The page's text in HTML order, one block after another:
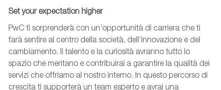
Setyour expectation higher
PwC ti sorprenderà con un’opportunità di carriera che ti
farà sentire al centro della società, dell’innovazione e del
cambiamento. Il talento e la curiosità avranno tutto lo
spazio che meritano e contribuirai a garantire la qualità dei
servizi che offriamo al nostro interno. In questo percorso di
crescita ti supporterà un team esperto e avrai una